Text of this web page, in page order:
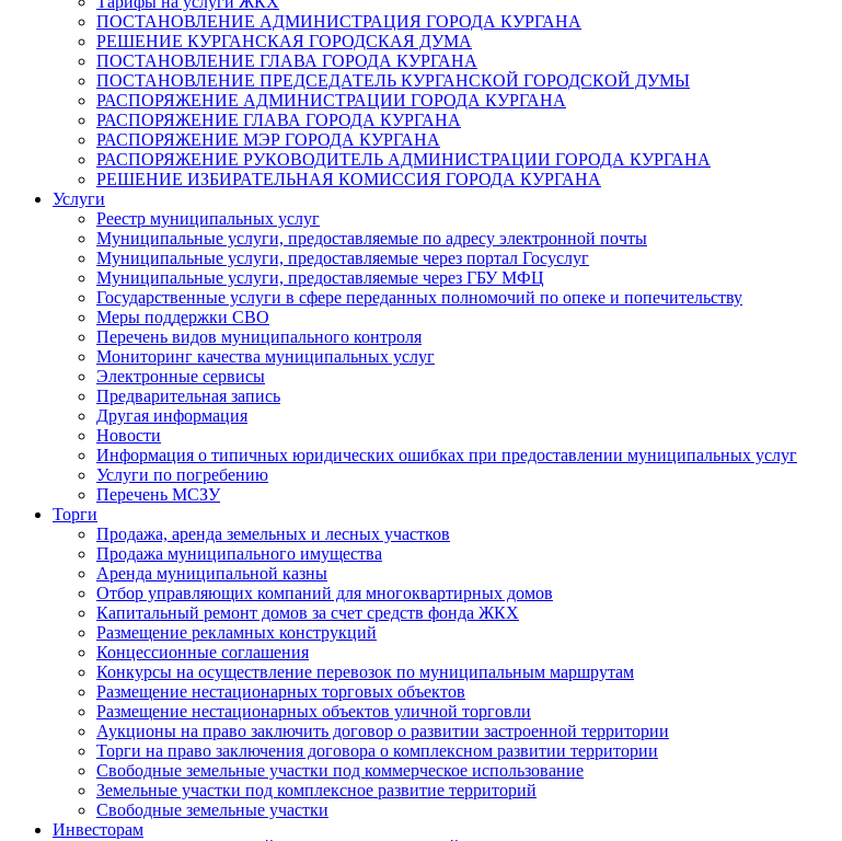
ПОСТАНОВЛЕНИЕ АДМИНИСТРАЦИЯ ГОРОДА КУРГАНА
РЕШЕНИЕ КУРГАНСКАЯ ГОРОДСКАЯ ДУМА
ПОСТАНОВЛЕНИЕ ГЛАВА ГОРОДА КУРГАНА
ПОСТАНОВЛЕНИЕ ПРЕДСЕДАТЕЛЬ КУРГАНСКОЙ ГОРОДСКОЙ ДУМЫ
РАСПОРЯЖЕНИЕ АДМИНИСТРАЦИИ ГОРОДА КУРГАНА
РАСПОРЯЖЕНИЕ ГЛАВА ГОРОДА КУРГАНА
РАСПОРЯЖЕНИЕ МЭР ГОРОДА КУРГАНА
РАСПОРЯЖЕНИЕ РУКОВОДИТЕЛЬ АДМИНИСТРАЦИИ ГОРОДА КУРГАНА
РЕШЕНИЕ ИЗБИРАТЕЛЬНАЯ КОМИССИЯ ГОРОДА КУРГАНА
Услуги
Реестр муниципальных услуг
Муниципальные услуги, предоставляемые по адресу электронной почты
Муниципальные услуги, предоставляемые через портал Госуслуг
Муниципальные услуги, предоставляемые через ГБУ МФЦ
Государственные услуги в сфере переданных полномочий по опеке и попечительству
Меры поддержки СВО
Перечень видов муниципального контроля
Мониторинг качества муниципальных услуг
Электронные сервисы
Предварительная запись
Другая информация
Новости
Информация о типичных юридических ошибках при предоставлении муниципальных услуг
Услуги по погребению
Перечень МСЗУ
Торги
Продажа, аренда земельных и лесных участков
Продажа муниципального имущества
Аренда муниципальной казны
Отбор управляющих компаний для многоквартирных домов
Капитальный ремонт домов за счет средств фонда ЖКХ
Размещение рекламных конструкций
Концессионные соглашения
Конкурсы на осуществление перевозок по муниципальным маршрутам
Размещение нестационарных торговых объектов
Размещение нестационарных объектов уличной торговли
Аукционы на право заключить договор о развитии застроенной территории
Торги на право заключения договора о комплексном развитии территории
Свободные земельные участки под коммерческое использование
Земельные участки под комплексное развитие территорий
Свободные земельные участки
Инвесторам